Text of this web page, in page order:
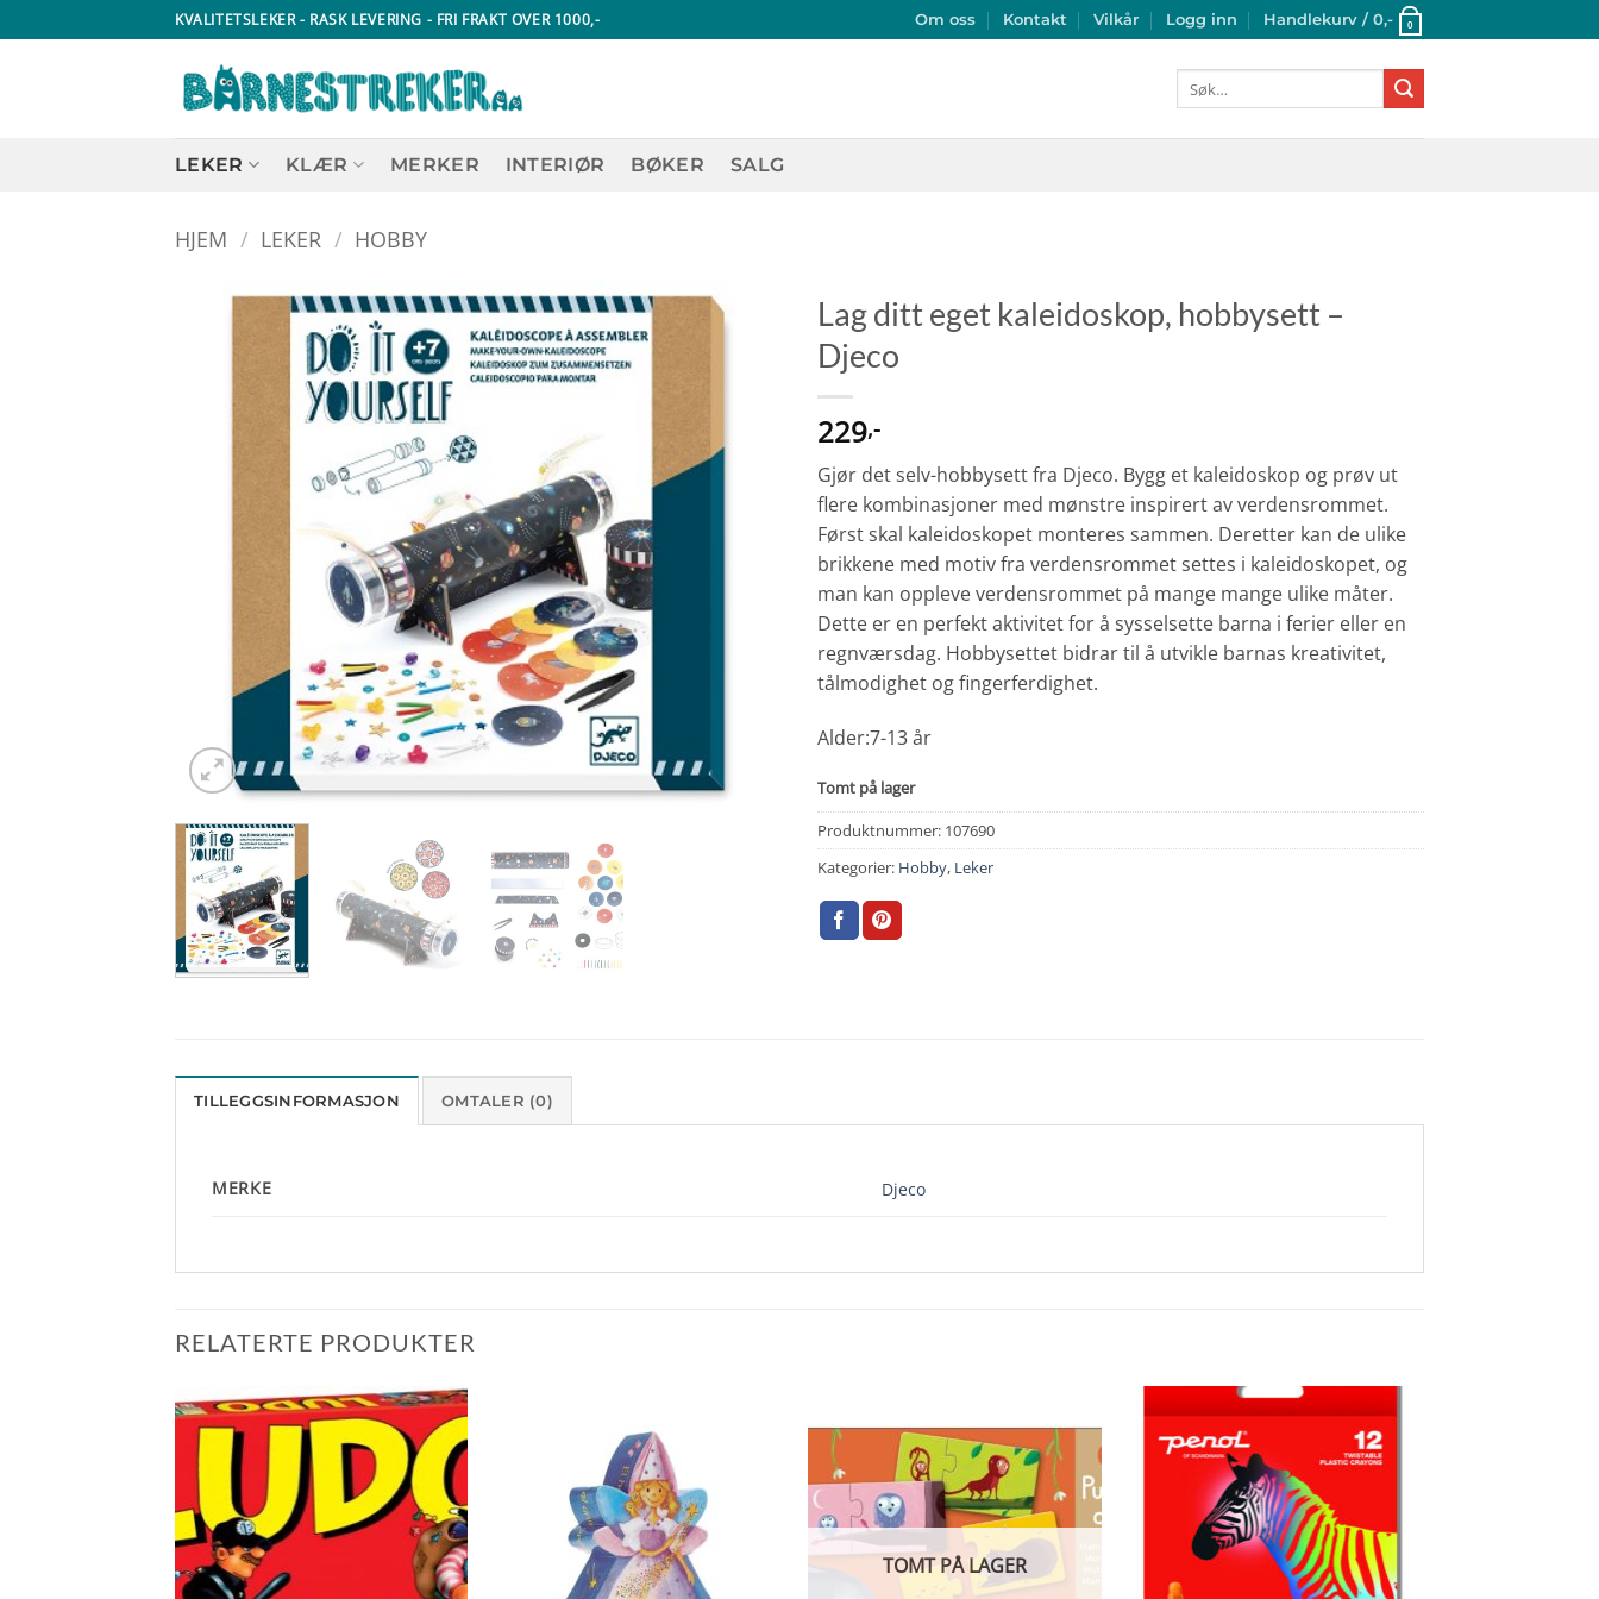
to
KVALITETSLEKER - RASK LEVERING - FRI FRAKT OVER 1000,- Om oss Kontakt Vilkår Logg inn Handlekurv / 0,- 0
etter:
LEKER KLÆR MERKER INTERIØR BØKER SALG
HJEM / LEKER / HOBBY
Lag ditt eget kaleidoskop, hobbysett –
Djeco
229,-
Gjør det selv-hobbysett fra Djeco. Bygg et kaleidoskop og prøv ut
flere kombinasjoner med mønstre inspirert av verdensrommet.
Først skal kaleidoskopet monteres sammen. Deretter kan de ulike
brikkene med motiv fra verdensrommet settes i kaleidoskopet, og
man kan oppleve verdensrommet på mange mange ulike måter.
Dette er en perfekt aktivitet for å sysselsette barna i ferier eller en
regnværsdag. Hobbysettet bidrar til å utvikle barnas kreativitet,
tålmodighet og fingerferdighet.
Alder:7-13 år
Tomt på lager
Produktnummer: 107690
Kategorier: Hobby, Leker
TILLEGGSINFORMASJON OMTALER (0)
MERKE Djeco
RELATERTE PRODUKTER
TOMT PÅ LAGER